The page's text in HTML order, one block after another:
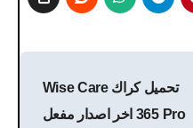
تحميل كراك Wise Care
365 Pro اخر اصدار مفعل